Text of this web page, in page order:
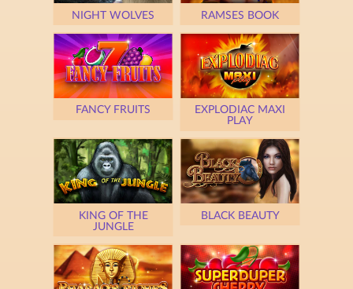
NIGHT WOLVES RAMSES BOOK
FANCY FRUITS
EXPLODIAC MAXI
PLAY
KING OF THE
JUNGLE
BLACK BEAUTY